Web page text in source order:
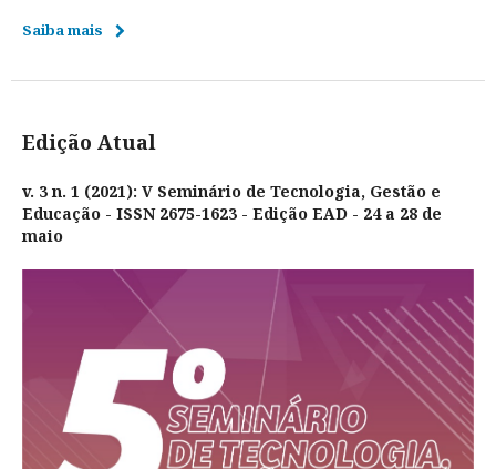
Saiba mais
Edição Atual
v. 3 n. 1 (2021): V Seminário de Tecnologia, Gestão e
Educação - ISSN 2675-1623 - Edição EAD - 24 a 28 de
maio